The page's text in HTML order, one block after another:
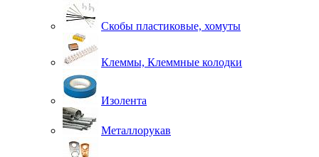
Скобы пластиковые, хомуты
Клеммы, Клеммные колодки
Изолента
Металлорукав